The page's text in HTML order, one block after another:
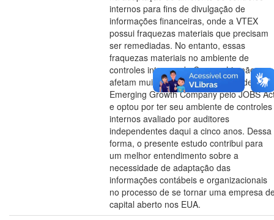
internos para fins de divulgação de
informações financeiras, onde a VTEX
possui fraquezas materiais que precisam
ser remediadas. No entanto, essas
fraquezas materiais no ambiente de
controles internos da Companhia não
afetam muito, pois a VTEX é considerada
Emerging Growth Company pelo JOBS
e optou por ter seu ambiente de controles
internos avaliado por auditores
independentes daqui a cinco anos. Dessa
forma, o presente estudo contribui para
um melhor entendimento sobre a
necessidade de adaptação das
informações contábeis e organizacionais
no processo de se tornar uma empresa
capital aberto nos EUA.